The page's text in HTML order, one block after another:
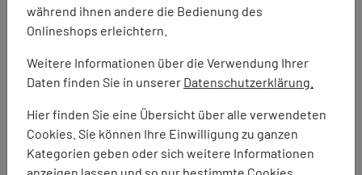
während ihnen andere die Bedienung des
Onlineshops erleichtern.
Weitere Informationen über die Verwendung Ihrer
Daten finden Sie in unserer Datenschutzerklärung.
Hier finden Sie eine Übersicht über alle verwendeten
Cookies. Sie können Ihre Einwilligung zu ganzen
Kategorien geben oder sich weitere Informationen